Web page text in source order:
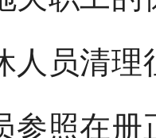
人员清
参照在